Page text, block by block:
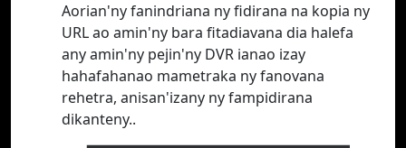
Aorian'ny fanindriana ny fidirana na kopia ny
URL ao amin'ny bara fitadiavana dia halefa
any amin'ny pejin'ny DVR ianao izay
hahafahanao mametraka ny fanovana
rehetra, anisan'izany ny fampidirana
dikanteny..